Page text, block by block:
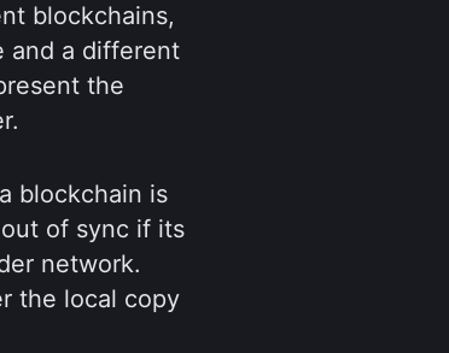
blockchains,
and a different
the
blockchain is
of sync if its
network.
the local copy